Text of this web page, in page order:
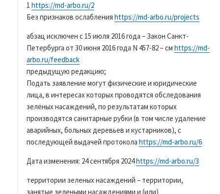
1 https://md-arbo.ru/2
Без признаков ослабления https://md-arbo.ru/projects
абзац исключен с 15 июля 2016 года – Закон Санкт-
Петербурга от 30 июня 2016 года N 457-82 – см https://md-
arbo.ru/feedback
предыдущую редакцию;
Подать заявление могут физические и юридические
лица, в интересах которых проводятся обследования
зелёных насаждений, по результатам которых
производятся санитарные рубки (в том числе удаление
аварийных, больных деревьев и кустарников), с
последующей выдачей протокола https://md-arbo.ru/6
Дата изменения: 24 сентября 2024https://md-arbo.ru/3
территории зеленых насаждений – территории,
занятые зелеными насаждениями и (или)